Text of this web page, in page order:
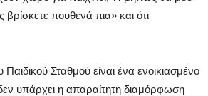
βρίσκετε πουθενά πια» και ότι
Σταθμού είναι ένα ενοικιασμένο
υπάρχει η απαραίτητη διαμόρφωση